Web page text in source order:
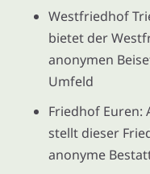
Westfriedhof
bietet der
anonymen
Umfeld
Friedhof Euren:
stellt dieser
anonyme